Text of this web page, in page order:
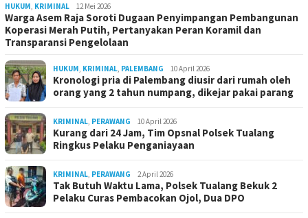
HUKUM, KRIMINAL 12 Mei 2026
Warga Asem Raja Soroti Dugaan Penyimpangan Pembangunan
Koperasi Merah Putih, Pertanyakan Peran Koramil dan
Transparansi Pengelolaan
HUKUM, KRIMINAL, PALEMBANG 10 April 2026
Kronologi pria di Palembang diusir dari rumah oleh
orang yang 2 tahun numpang, dikejar pakai parang
KRIMINAL, PERAWANG 10 April 2026
Kurang dari 24 Jam, Tim Opsnal Polsek Tualang
Ringkus Pelaku Penganiayaan
KRIMINAL, PERAWANG 2 April 2026
Tak Butuh Waktu Lama, Polsek Tualang Bekuk 2
Pelaku Curas Pembacokan Ojol, Dua DPO